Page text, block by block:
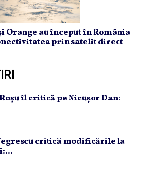
Orange au început în România
prin satelit direct
îl critică pe Nicuşor Dan:
critică modificările la